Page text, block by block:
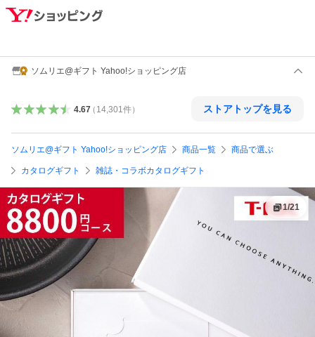
ソムリエ@ギフト Yahoo!ショッピング店
4.67（ 14,301件） ストアトップを見る
ソムリエ@ギフト Yahoo!ショッピング店 商品一覧 商品で選ぶ
カタログギフト 雑誌・コラボカタログギフト
1/21